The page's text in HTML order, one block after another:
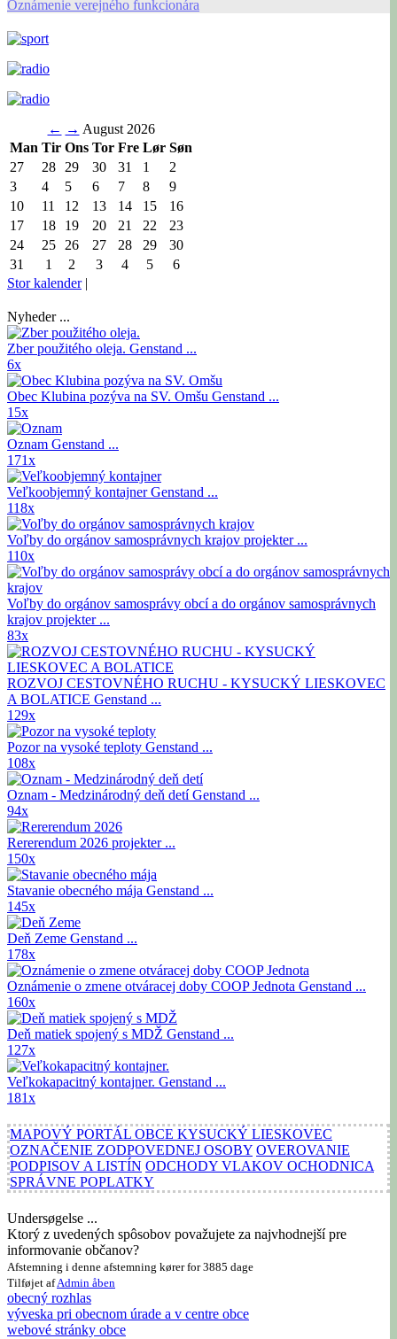
Oznámenie verejného funkcionára
← → August 2026
Man Tir Ons Tor Fre Lør Søn
27
28 29 30 31 1
2
3
4 5 6 7 8
9
10
11 12 13 14 15
16
17
18 19 20 21 22
23
24
25 26 27 28 29
30
31
1 2 3 4 5
6
Stor kalender|
Nyheder ...
Zber použitého oleja. Genstand ...
6x
Obec Klubina pozýva na SV. Omšu Genstand ...
15x
Oznam Genstand ...
171x
Veľkoobjemný kontajnerGenstand ...
118x
Voľby do orgánov samosprávnych krajov projekter ...
110x
Voľby do orgánov samosprávy obcí a do orgánov samosprávnych
krajov projekter ...
83x
ROZVOJ CESTOVNÉHO RUCHU - KYSUCKÝ LIESKOVEC
A BOLATICE Genstand ...
129x
Pozor na vysoké teploty Genstand ...
108x
Oznam - Medzinárodný deň detíGenstand ...
94x
Rererendum 2026 projekter ...
150x
Stavanie obecného mája Genstand ...
145x
Deň Zeme Genstand ...
178x
Oznámenie o zmene otváracej doby COOP Jednota Genstand ...
160x
Deň matiek spojený s MDŽ Genstand ...
127x
Veľkokapacitný kontajner. Genstand ...
181x
MAPOVÝ PORTÁL OBCE KYSUCKÝ LIESKOVEC
OZNAČENIE ZODPOVEDNEJ OSOBY OVEROVANIE
PODPISOV A LISTÍN ODCHODY VLAKOV OCHODNICA
SPRÁVNE POPLATKY
Undersøgelse ...
Ktorý z uvedených spôsobov považujete za najvhodnejší pre
informovanie občanov?
Afstemning i denne afstemning kører for 3885 dage
Tilføjet afAdmin åben
obecný rozhlas
výveska pri obecnom úrade a v centre obce
webové stránky obce